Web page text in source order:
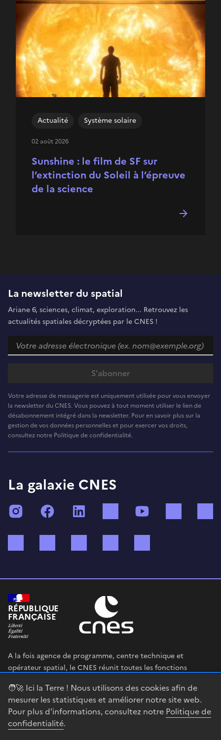
🧑‍🚀 Ici la Terre ! Nous utilisons des cookies afin de
mesurer les statistiques et améliorer notre site web.
Pour plus d'informations, consultez notre Politique de
confidentialité.
Sunshine : le film de SF sur
l’extinction du Soleil à l’épreuve
de la science
Actualité Système solaire
02 août 2026
La newsletter du spatial
Ariane 6, sciences, climat, exploration... Retrouvez les
actualités spatiales décryptées par le CNES !
Votre adresse de messagerie est uniquement utilisée pour vous envoyer
la newsletter du CNES. Vous pouvez à tout moment utiliser le lien de
désabonnement intégré dans la newsletter. Pour en savoir plus sur la
gestion de vos données personnelles et pour exercer vos droits,
consultez notre Politique de confidentialité.
La galaxie CNES
InstagramFacebook TikTok
RÉPUBLIQUE
FRANÇAISE
A la fois agence de programme, centre technique et
opérateur spatial, le CNES réunit toutes les fonctions
en œuvre sa stratégie spatiale.
legifrance.gouv.fr
gouvernement.fr